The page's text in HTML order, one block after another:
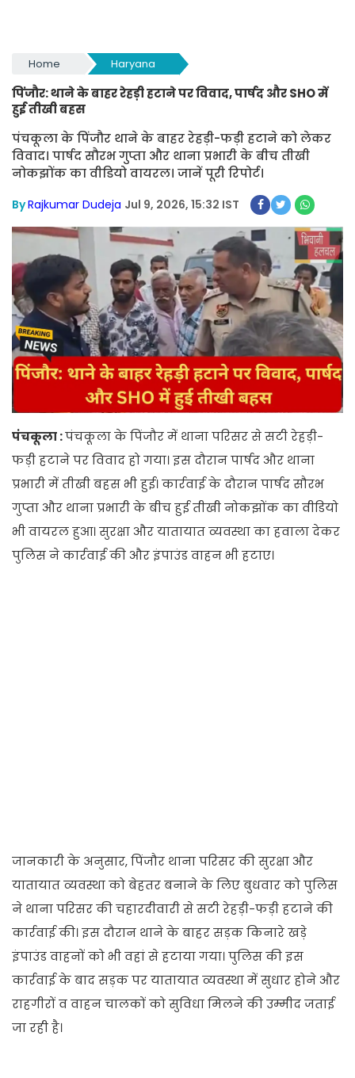
Home Haryana
पिंजौर: थाने के बाहर रेहड़ी हटाने पर विवाद, पार्षद और SHO में
हुई तीखी बहस
पंचकूला के पिंजौर थाने के बाहर रेहड़ी-फड़ी हटाने को लेकर
विवाद। पार्षद सौरभ गुप्ता और थाना प्रभारी के बीच तीखी
नोकझोंक का वीडियो वायरल। जानें पूरी रिपोर्ट।
ByRajkumar Dudeja Jul 9, 2026, 15:32 IST
पंचकूला :पंचकूला के पिंजौर में थाना परिसर से सटी रेहड़ी-
फड़ी हटाने पर विवाद हो गया। इस दौरान पार्षद और थाना
प्रभारी में तीखी बहस भी हुई। कार्रवाई के दौरान पार्षद सौरभ
गुप्ता और थाना प्रभारी के बीच हुई तीखी नोकझोंक का वीडियो
भी वायरल हुआ। सुरक्षा और यातायात व्यवस्था का हवाला देकर
पुलिस ने कार्रवाई की और इंपाउंड वाहन भी हटाए।
जानकारी के अनुसार, पिंजौर थाना परिसर की सुरक्षा और
यातायात व्यवस्था को बेहतर बनाने के लिए बुधवार को पुलिस
ने थाना परिसर की चहारदीवारी से सटी रेहड़ी-फड़ी हटाने की
कार्रवाई की। इस दौरान थाने के बाहर सड़क किनारे खड़े
इंपाउंड वाहनों को भी वहां से हटाया गया। पुलिस की इस
कार्रवाई के बाद सड़क पर यातायात व्यवस्था में सुधार होने और
राहगीरों व वाहन चालकों को सुविधा मिलने की उम्मीद जताई
जा रही है।